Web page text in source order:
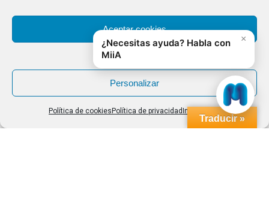
Aceptar cookies
Denegar
Personalizar
Política de cookies Política de privacidad Impressum
Traducir »